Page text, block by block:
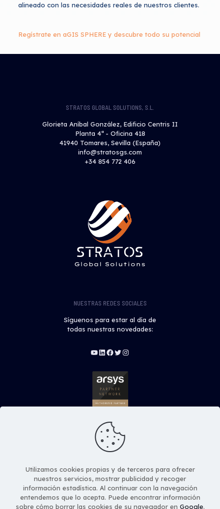
alineado con las necesidades reales de nuestros clientes.
Regístrate en aGIS SPHERE y descubre todo su potencial
STRATOS GLOBAL SOLUTIONS, S.L.
Glorieta Aníbal González, Edificio Centris II
Planta 4ª - Oficina 418
41940 Tomares, Sevilla (España)
info@stratosgs.com
+34 854 772 406
NUESTRAS REDES SOCIALES
Síguenos para estar al día de
todas nuestras novedades:
YouTube
LinkedIn
Facebook
Twitter
Instagram
Copyright © Stratos Global Solutions S.L. Todos los
derechos Reservados
Aviso Legal y Condiciones de Uso
Utilizamos cookies propias y de terceros para ofrecer
nuestros servicios, mostrar publicidad y recoger
información estadística. Al continuar con la navegación
entendemos que lo acepta. Puede encontrar información
sobre cómo borrar las cookies de su navegador en Google.